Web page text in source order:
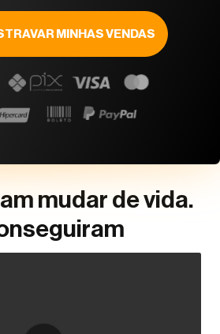
MINHAS VENDAS
mudar de vida.